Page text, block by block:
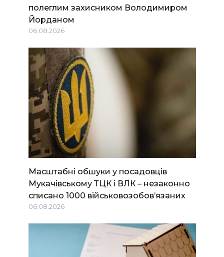
полеглим захисником Володимиром
Йорданом
06.08.2026
Масштабні обшуки у посадовців
Мукачівському ТЦК і ВЛК – незаконно
списано 1000 військовозобов’язаних
06.08.2026